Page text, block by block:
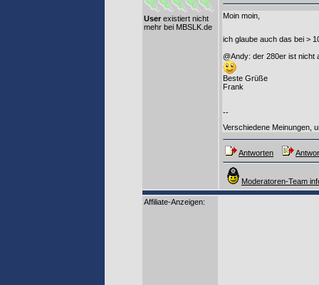
User existiert nicht
mehr bei MBSLK.de
Moin moin,
ich glaube auch das bei >
@Andy: der 280er ist nicht
Beste Grüße
Frank
--
Verschiedene Meinungen,
Antworten
Moderatoren-Team
Affiliate-Anzeigen: